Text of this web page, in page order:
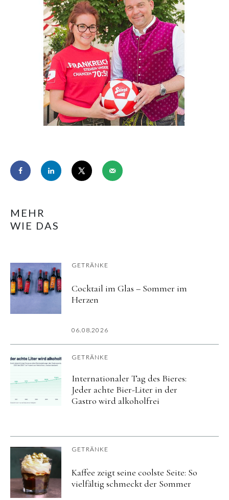
MEHR
WIE DAS
GETRÄNKE
Cocktail im Glas – Sommer im
Herzen
06.08.2026
GETRÄNKE
Internationaler Tag des Bieres:
Jeder achte Bier-Liter in der
Gastro wird alkoholfrei
GETRÄNKE
Kaffee zeigt seine coolste Seite: So
vielfältig schmeckt der Sommer